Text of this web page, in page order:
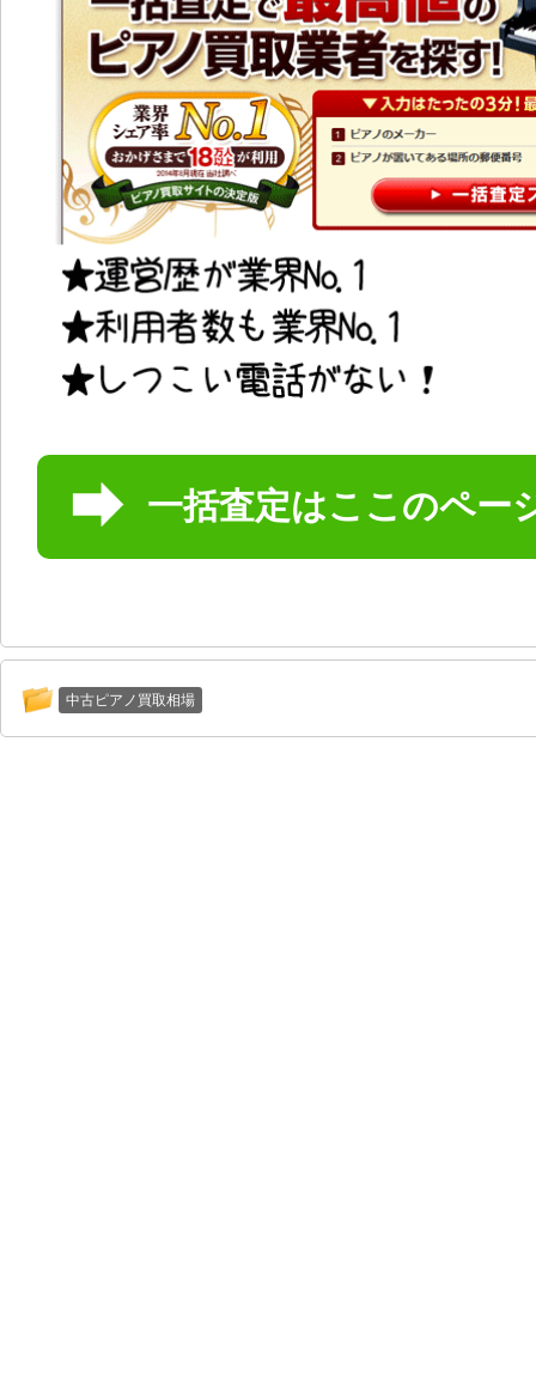
一括査定はここのペー
中古ピアノ買取相場